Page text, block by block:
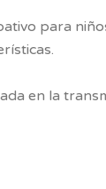
para
en la